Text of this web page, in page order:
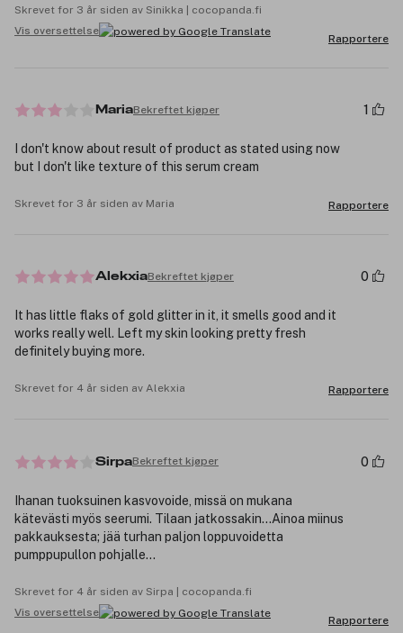
Skrevet for 3 år siden av Sinikka | cocopanda.fi
Vis oversettelse
Rapportere
MariaBekreftet kjøper 1
I don't know about result of product as stated using now
but I don't like texture of this serum cream
Skrevet for 3 år siden av Maria Rapportere
AlekxiaBekreftet kjøper 0
It has little flaks of gold glitter in it, it smells good and it
works really well. Left my skin looking pretty fresh
definitely buying more.
Skrevet for 4 år siden av Alekxia Rapportere
SirpaBekreftet kjøper 0
Ihanan tuoksuinen kasvovoide, missä on mukana
kätevästi myös seerumi. Tilaan jatkossakin...Ainoa miinus
pakkauksesta; jää turhan paljon loppuvoidetta
pumppupullon pohjalle...
Skrevet for 4 år siden av Sirpa | cocopanda.fi
Vis oversettelse
Rapportere